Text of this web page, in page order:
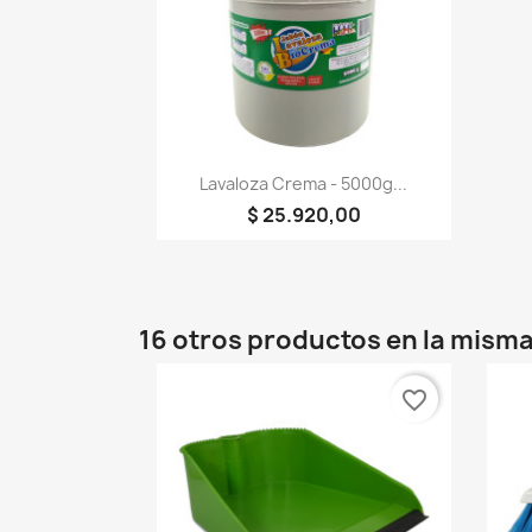
Vista rápida
Lavaloza Crema - 5000g...
$ 25.920,00
16 otros productos en la
favorite_border